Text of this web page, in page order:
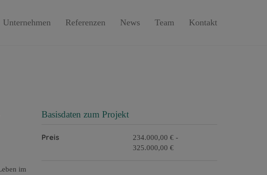
Unternehmen Referenzen News Team Kontakt
Basisdaten zum Projekt
Preis
234.000,00 € -
325.000,00 €